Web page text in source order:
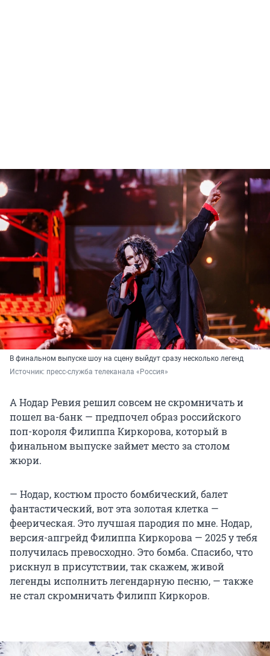
В финальном выпуске шоу на сцену выйдут сразу несколько легенд
Источник: пресс-служба телеканала «Россия»
А Нодар Ревия решил совсем не скромничать и
пошел ва-банк — предпочел образ российского
поп-короля Филиппа Киркорова, который в
финальном выпуске займет место за столом
жюри.
— Нодар, костюм просто бомбический, балет
фантастический, вот эта золотая клетка —
феерическая. Это лучшая пародия по мне. Нодар,
версия-апгрейд Филиппа Киркорова — 2025 у тебя
получилась превосходно. Это бомба. Спасибо, что
рискнул в присутствии, так скажем, живой
легенды исполнить легендарную песню, — также
не стал скромничать Филипп Киркоров.